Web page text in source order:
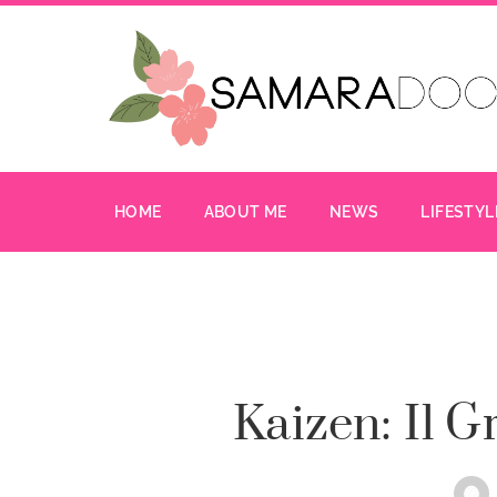
HOME ABOUT ME NEWS
Kaizen: Il